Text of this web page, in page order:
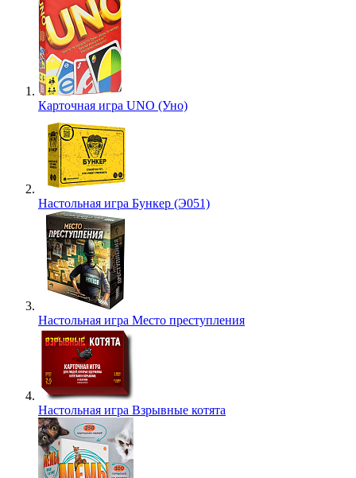
Карточная игра UNO (Уно)
Настольная игра Бункер (Э051)
Настольная игра Место преступления
Настольная игра Взрывные котята